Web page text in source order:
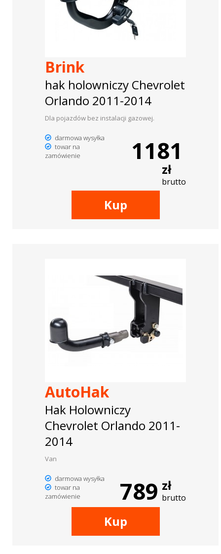
Brink
hak holowniczy Chevrolet
Orlando 2011-2014
Dla pojazdów bez instalacji gazowej.
darmowa wysyłka
towar na
zamówienie
1181
zł
brutto
Kup
AutoHak
Hak Holowniczy
Chevrolet Orlando 2011-
2014
Van
darmowa wysyłka
towar na
zamówienie
789 zł
brutto
Kup